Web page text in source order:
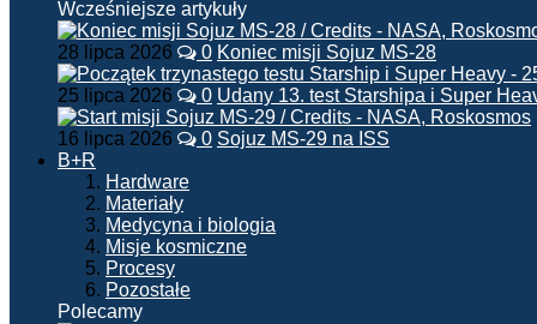
Wcześniejsze artykuły
28 lipca 2026 0 Koniec misji Sojuz MS-28
25 lipca 2026 0 Udany 13. test Starshipa i Super
16 lipca 2026 0 Sojuz MS-29 na ISS
B+R
Hardware
Materiały
Medycyna i biologia
Misje kosmiczne
Procesy
Pozostałe
Polecamy